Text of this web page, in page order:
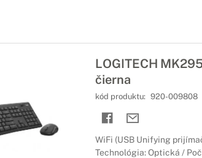
LOGITECH
čierna
kód produktu: 920-009808
WiFi (USB Unifying
Technológia: Optická /